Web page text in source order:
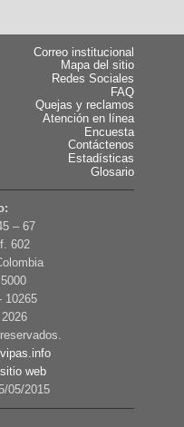
Correo institucional
Mapa del sitio
Redes Sociales
FAQ
Quejas y reclamos
Atención en línea
Encuesta
Contáctenos
Estadísticas
Glosario
– 67
602
10265
2026
web
05/2015